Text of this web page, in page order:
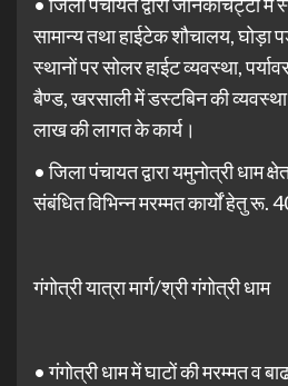
सामान्य तथा हाईटेक शौचालय, घोड़ा
स्थानों पर सोलर हाईट व्यवस्था,
बैण्ड, खरसाली में डस्टबिन की
लाख की लागत के कार्य।
• जिला पंचायत द्वारा यमुनोत्री धाम
संबंधित विभिन्न मरम्मत कार्यों हेतु रू.
गंगोत्री यात्रा मार्ग/श्री गंगोत्री धाम
• गंगोत्री धाम में घाटों की मरम्मत व